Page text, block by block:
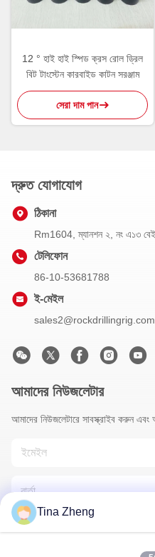
12 ° হাই হাই স্পিড ক্রস রোল ড্রিল
বিট টাংস্টেন কারবাইড কাটন সরঞ্জাম
সেরা দাম পান
দ্রুত যোগাযোগ
ঠিকানা
Rm1604, ম্যানশন ২, নং এ১৩
টেলিফোন
86-10-53681788
ই-মেইল
sales2@rockdrillingrig.com
আমাদের নিউজলেটার
আমাদের নিউজলেটারে সাবস্ক্রাইব করুন
Tina Zheng